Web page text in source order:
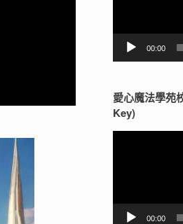
00:00
愛心魔法學苑
Key)
00:00